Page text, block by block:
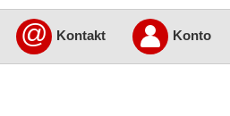
@ Kontakt Konto